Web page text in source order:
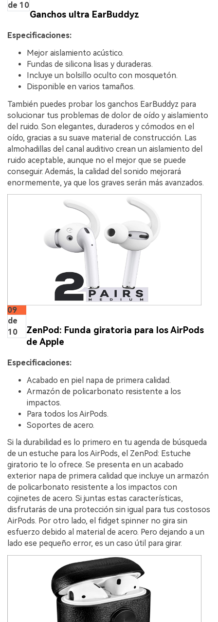
de 10
Ganchos ultra EarBuddyz
Especificaciones:
Mejor aislamiento acústico.
Fundas de silicona lisas y duraderas.
Incluye un bolsillo oculto con mosquetón.
Disponible en varios tamaños.
También puedes probar los ganchos EarBuddyz para
solucionar tus problemas de dolor de oído y aislamiento
del ruido. Son elegantes, duraderos y cómodos en el
oído, gracias a su suave material de construcción. Las
almohadillas del canal auditivo crean un aislamiento del
ruido aceptable, aunque no el mejor que se puede
conseguir. Además, la calidad del sonido mejorará
enormemente, ya que los graves serán más avanzados.
09
de
10
ZenPod: Funda giratoria para los AirPods
de Apple
Especificaciones:
Acabado en piel napa de primera calidad.
Armazón de policarbonato resistente a los
impactos.
Para todos los AirPods.
Soportes de acero.
Si la durabilidad es lo primero en tu agenda de búsqueda
de un estuche para los AirPods, el ZenPod: Estuche
giratorio te lo ofrece. Se presenta en un acabado
exterior napa de primera calidad que incluye un armazón
de policarbonato resistente a los impactos con
cojinetes de acero. Si juntas estas características,
disfrutarás de una protección sin igual para tus costosos
AirPods. Por otro lado, el fidget spinner no gira sin
esfuerzo debido al material de acero. Pero dejando a un
lado ese pequeño error, es un caso útil para girar.